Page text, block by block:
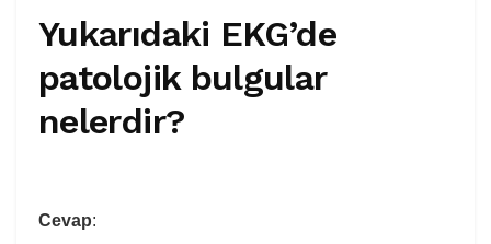
Yukarıdaki EKG’de
patolojik bulgular
nelerdir?
Cevap: